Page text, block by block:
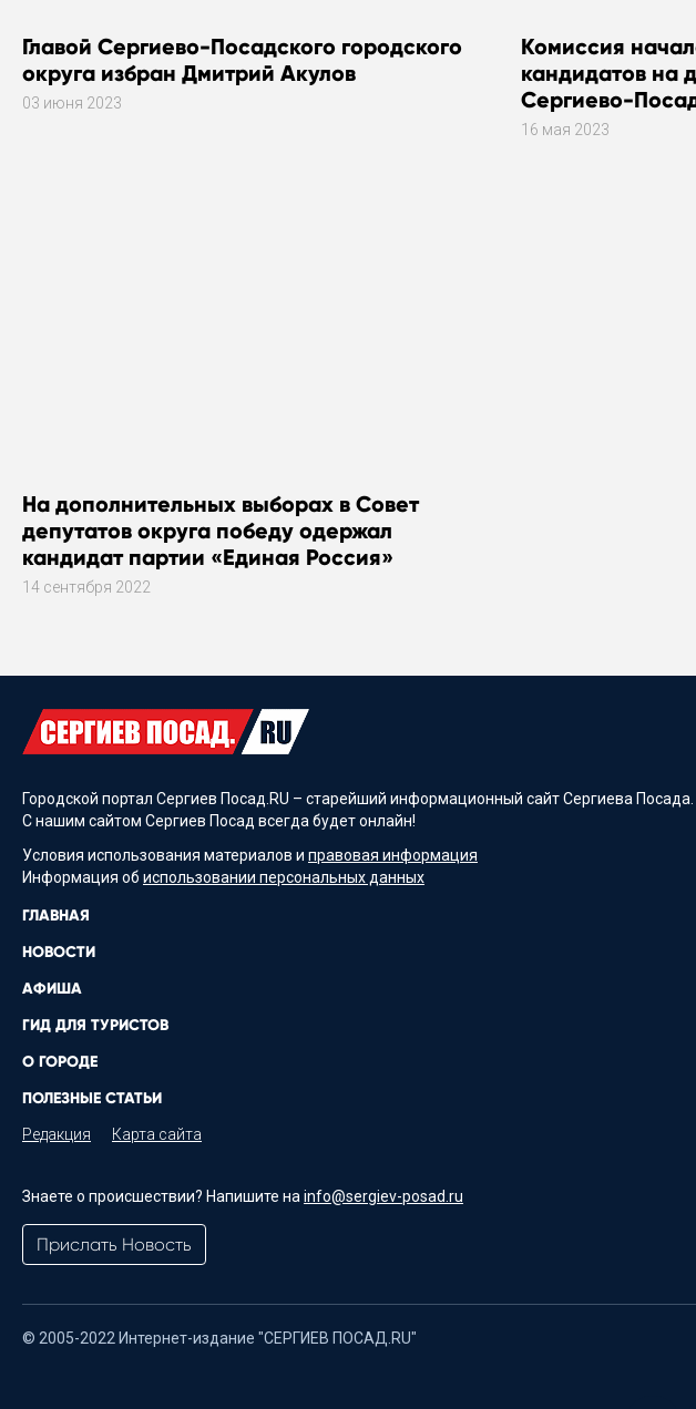
Главой Сергиево-Посадского городского
округа избран Дмитрий Акулов
03 июня 2023
Комиссия
кандидатов на
Сергиево-
16 мая 2023
На дополнительных выборах в Совет
депутатов округа победу одержал
кандидат партии «Единая Россия»
14 сентября 2022
Городской портал Сергиев Посад.RU – старейший информационный сайт Сергиева
С нашим сайтом Сергиев Посад всегда будет онлайн!
Условия использования материалов и правовая информация
Информация об использовании персональных данных
ГЛАВНАЯ
НОВОСТИ
АФИША
ГИД ДЛЯ ТУРИСТОВ
О ГОРОДЕ
ПОЛЕЗНЫЕ СТАТЬИ
Редакция Карта сайта
Знаете о происшествии? Напишите на info@sergiev-posad.ru
Прислать Новость
© 2005-2022 Интернет-издание "СЕРГИЕВ ПОСАД.RU"